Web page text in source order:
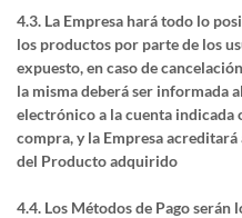
4.3. La Empresa hará todo lo
los productos por parte de los
expuesto, en caso de
la misma deberá ser informada
electrónico a la cuenta indicada
compra, y la Empresa
del Producto adquirido
4.4. Los Métodos de Pago serán